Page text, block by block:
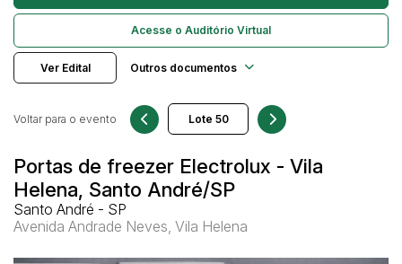
Pá Carregadeira
SUV
Utilitário & furgão
Acesse o Auditório Virtual
Ver Edital Outros documentos
Portas de freezer Electrolux - Vila
Helena, Santo André/SP
Santo André - SP
Avenida Andrade Neves, Vila Helena
Voltar para o evento